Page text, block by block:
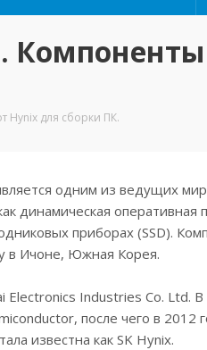
Hynix для сборки ПК.
одним из ведущих
динамическая оперативная
приборах (SSD).
в Ичоне, Южная Корея.
Industries Co. Ltd. В
после чего в 2012
известна как SK Hynix.